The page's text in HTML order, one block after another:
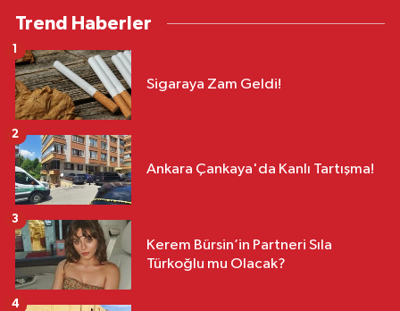
Trend Haberler
Sigaraya Zam Geldi!
1
Ankara Çankaya'da Kanlı Tartışma!
2
Kerem Bürsin’in Partneri Sıla
Türkoğlu mu Olacak?
3
4